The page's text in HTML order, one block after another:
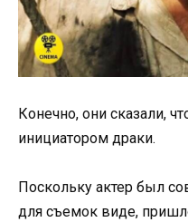
Конечно, они сказали,
инициатором драки.
Поскольку актер был
для съемок виде,